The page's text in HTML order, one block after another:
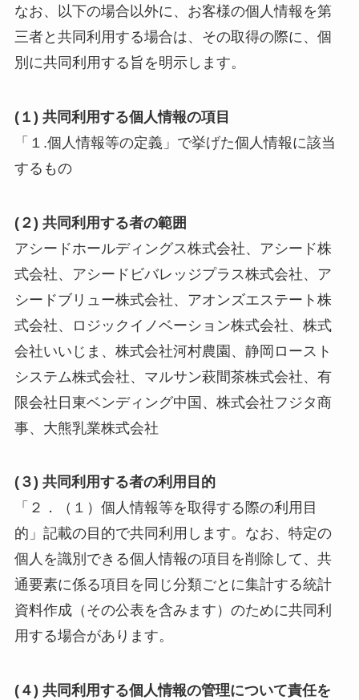
なお、以下の場合以外に、お客様の個人情報を第
三者と共同利用する場合は、その取得の際に、個
別に共同利用する旨を明示します。
(１) 共同利用する個人情報の項目
「１.個人情報等の定義」で挙げた個人情報に該当
するもの
(２) 共同利用する者の範囲
アシードホールディングス株式会社、アシード株
式会社、アシードビバレッジプラス株式会社、ア
シードブリュー株式会社、アオンズエステート株
式会社、ロジックイノベーション株式会社、株式
会社いいじま、株式会社河村農園、静岡ロースト
システム株式会社、マルサン萩間茶株式会社、有
限会社日東ベンディング中国、株式会社フジタ商
事、大熊乳業株式会社
(３) 共同利用する者の利用目的
「２．（１）個人情報等を取得する際の利用目
的」記載の目的で共同利用します。なお、特定の
個人を識別できる個人情報の項目を削除して、共
通要素に係る項目を同じ分類ごとに集計する統計
資料作成（その公表を含みます）のために共同利
用する場合があります。
(４) 共同利用する個人情報の管理について責任を